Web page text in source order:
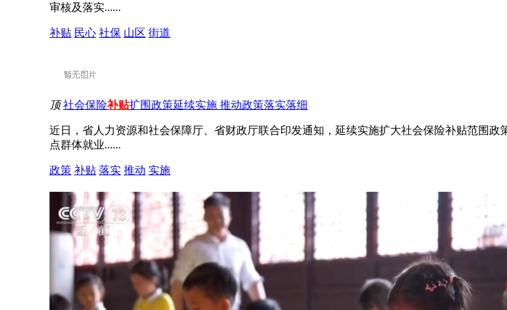
审核及落实......
补贴 民心 社保 山区 街道
顶 社会保险补贴扩围政策延续实施 推动政策落实落细
近日，省人力资源和社会保障厅、省财政厅联合印发通知，延续实施扩大社会保险补贴范围
点群体就业......
政策 补贴 落实 推动 实施